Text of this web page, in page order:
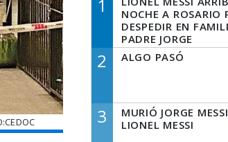
1
NOCHE A ROSARIO
DESPEDIR EN
PADRE JORGE
2 ALGO PASÓ
3
MURIÓ JORGE
LIONEL MESSI